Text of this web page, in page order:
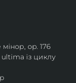
op. 176
із циклу